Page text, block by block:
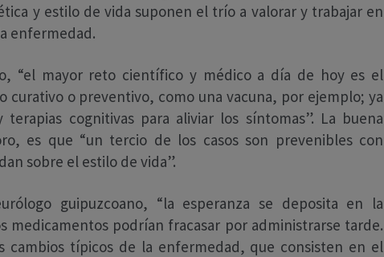
y estilo de vida suponen el trío a valorar y trabajar en
enfermedad.
“el mayor reto científico y médico a día de hoy es el
o preventivo, como una vacuna, por ejemplo; ya
cognitivas para aliviar los síntomas”. La buena
es que “un tercio de los casos son prevenibles con
sobre el estilo de vida”.
guipuzcoano, “la esperanza se deposita en la
medicamentos podrían fracasar por administrarse tarde.
cambios típicos de la enfermedad, que consisten en el